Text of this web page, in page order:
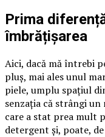
Prima
îmbrățișarea
Aici, dacă mă întrebi
pluș, mai ales unul
piele, umplu spațiul
senzația că strângi
care a stat prea mult
detergent și, poate,